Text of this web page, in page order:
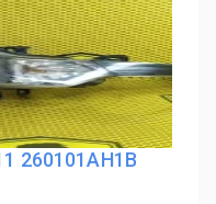
260101AH1B